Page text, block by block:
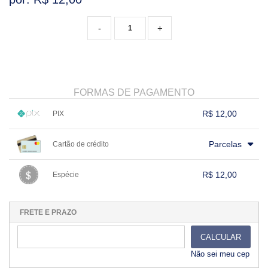
+
-
FORMAS DE PAGAMENTO
PIX R$ 12,00
..
Cartão de crédito Parcelas
...
Espécie R$ 12,00
..
...
FRETE E PRAZO
CALCULAR
Não sei meu cep